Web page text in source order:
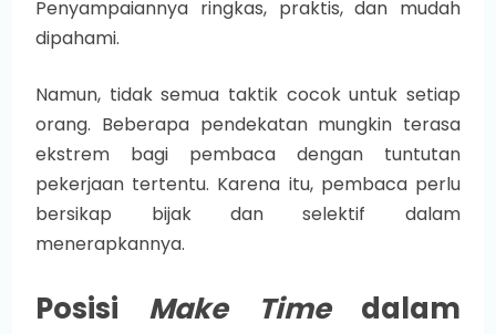
Penyampaiannya ringkas, praktis, dan mudah
dipahami.
Namun, tidak semua taktik cocok untuk setiap
orang. Beberapa pendekatan mungkin terasa
ekstrem bagi pembaca dengan tuntutan
pekerjaan tertentu. Karena itu, pembaca perlu
bersikap bijak dan selektif dalam
menerapkannya.
Posisi Make Timedalam